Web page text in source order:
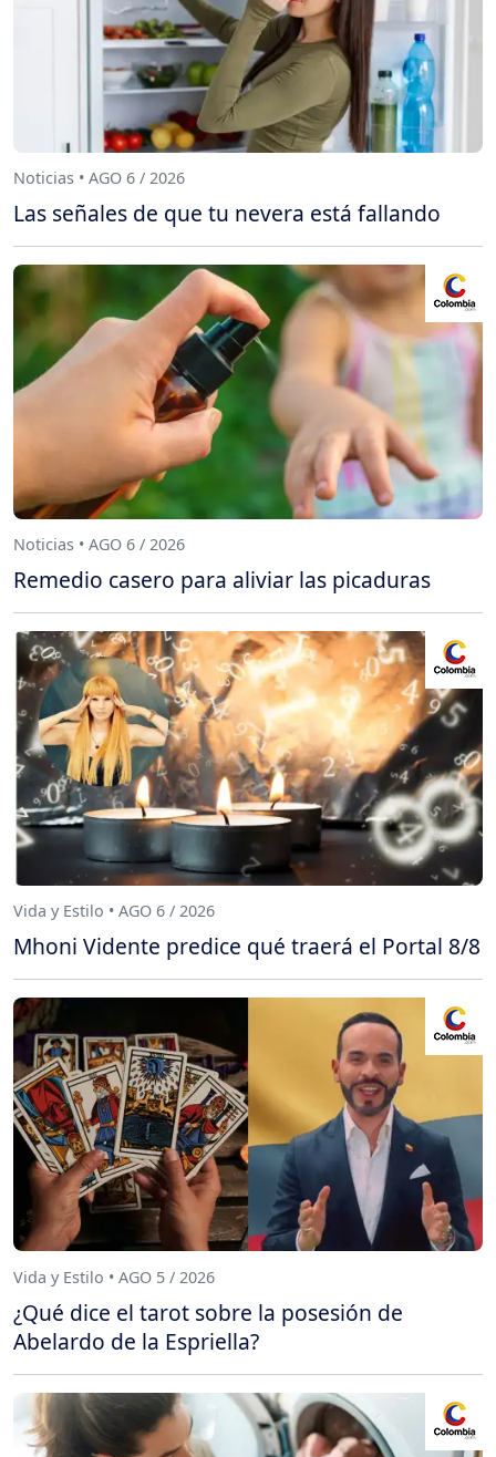
Noticias • AGO 6 / 2026
Las señales de que tu nevera está fallando
Noticias • AGO 6 / 2026
Remedio casero para aliviar las picaduras
Vida y Estilo • AGO 6 / 2026
Mhoni Vidente predice qué traerá el Portal 8/8
Vida y Estilo • AGO 5 / 2026
¿Qué dice el tarot sobre la posesión de
Abelardo de la Espriella?